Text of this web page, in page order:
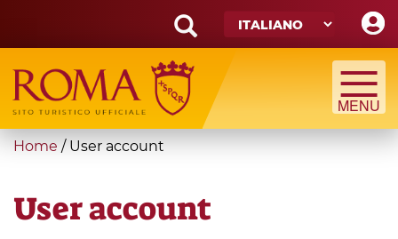
main
content
Search
form
Cerca
You
here
Home / User account
User account